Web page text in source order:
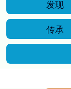
发现
传承